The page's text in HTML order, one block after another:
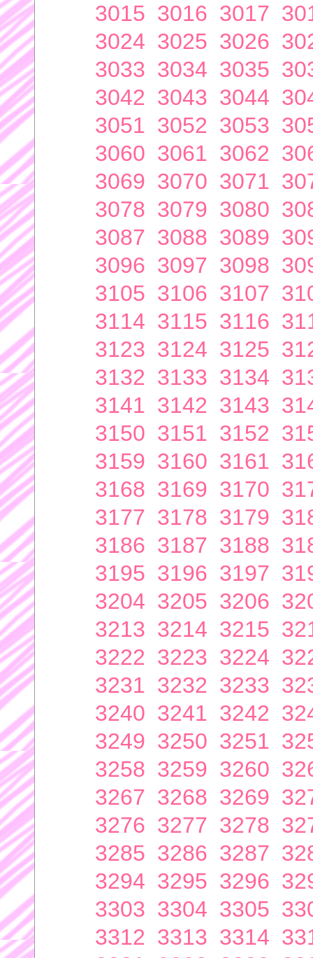
3015 3016 3017
3024 3025 3026
3033 3034 3035
3042 3043 3044
3051 3052 3053
3060 3061 3062
3069 3070 3071
3078 3079 3080
3087 3088 3089
3096 3097 3098
3105 3106 3107
3114 3115 3116
3123 3124 3125
3132 3133 3134
3141 3142 3143
3150 3151 3152
3159 3160 3161
3168 3169 3170
3177 3178 3179
3186 3187 3188
3195 3196 3197
3204 3205 3206
3213 3214 3215
3222 3223 3224
3231 3232 3233
3240 3241 3242
3249 3250 3251
3258 3259 3260
3267 3268 3269
3276 3277 3278
3285 3286 3287
3294 3295 3296
3303 3304 3305
3312 3313 3314